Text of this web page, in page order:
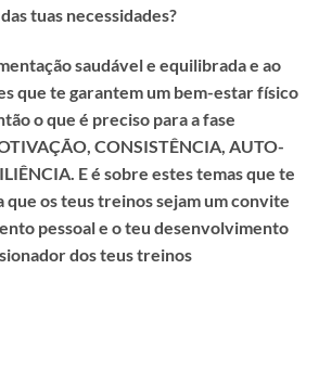
tuas necessidades?
saudável e equilibrada e ao
que te garantem um bem-estar físico
o que é preciso para a fase
CONSISTÊNCIA, AUTO-
E é sobre estes temas que te
os teus treinos sejam um convite
pessoal e o teu desenvolvimento
dos teus treinos